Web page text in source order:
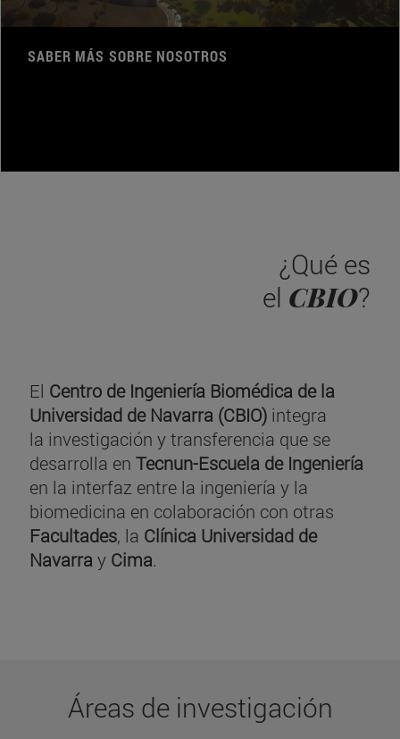
SABER MÁS SOBRE NOSOTROS
¿Qué es
el CBIO?
El Centro de Ingeniería Biomédica de la
Universidad de Navarra (CBIO) integra
la investigación y transferencia que se
desarrolla en Tecnun-Escuela de Ingeniería
en la interfaz entre la ingeniería y la
biomedicina en colaboración con otras
Facultades, la Clínica Universidad de
Navarra y Cima.
Áreas de investigación